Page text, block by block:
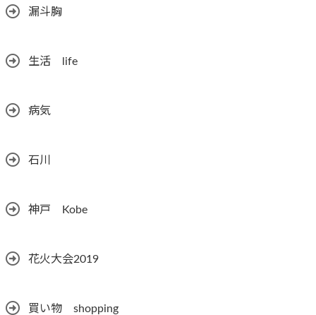
漏斗胸
生活 life
病気
石川
神戸 Kobe
花火大会2019
買い物 shopping